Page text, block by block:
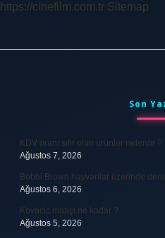
https://cinefilm.com.tr Sitemap
Son
KDV oranı sıfır olan ürünler nelerdir ?
Ağustos 7, 2026
Bobbi Brown hayvanlar üzerinde
Ağustos 6, 2026
Kovacic maaşı ne kadar ?
Ağustos 5, 2026